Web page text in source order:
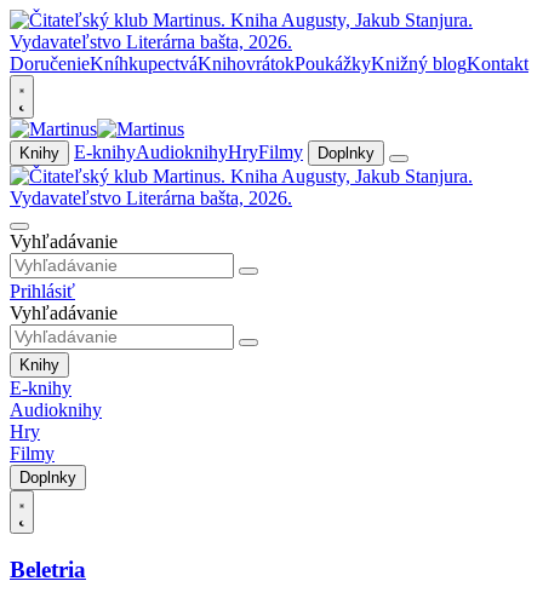
DoručenieKníhkupectváKnihovrátokPoukážkyKnižný blogKontakt
Knihy E-knihyAudioknihyHryFilmy Doplnky
Vyhľadávanie
Prihlásiť
Vyhľadávanie
Knihy
E-knihy
Audioknihy
Hry
Filmy
Doplnky
Beletria